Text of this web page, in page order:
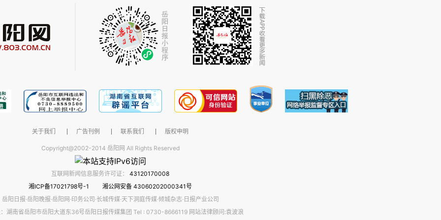
关于我们 广告刊例 联系我们 版权申明
Copyright@2002-2014 岳阳网 All Rights Reserved
互联网新闻信息服务许可证： 43120170008
湘ICP备17021798号-1
湘公网安备 43060202000341号
岳阳日报·岳阳晚报·岳阳网·印务公司·长城传媒·天下洞庭传媒·倾城杂志·日报产业公司
湖南省岳阳市岳阳大道东36号岳阳日报传媒集团 Tel : 0730-8666119 网站法律顾问:袁波浪